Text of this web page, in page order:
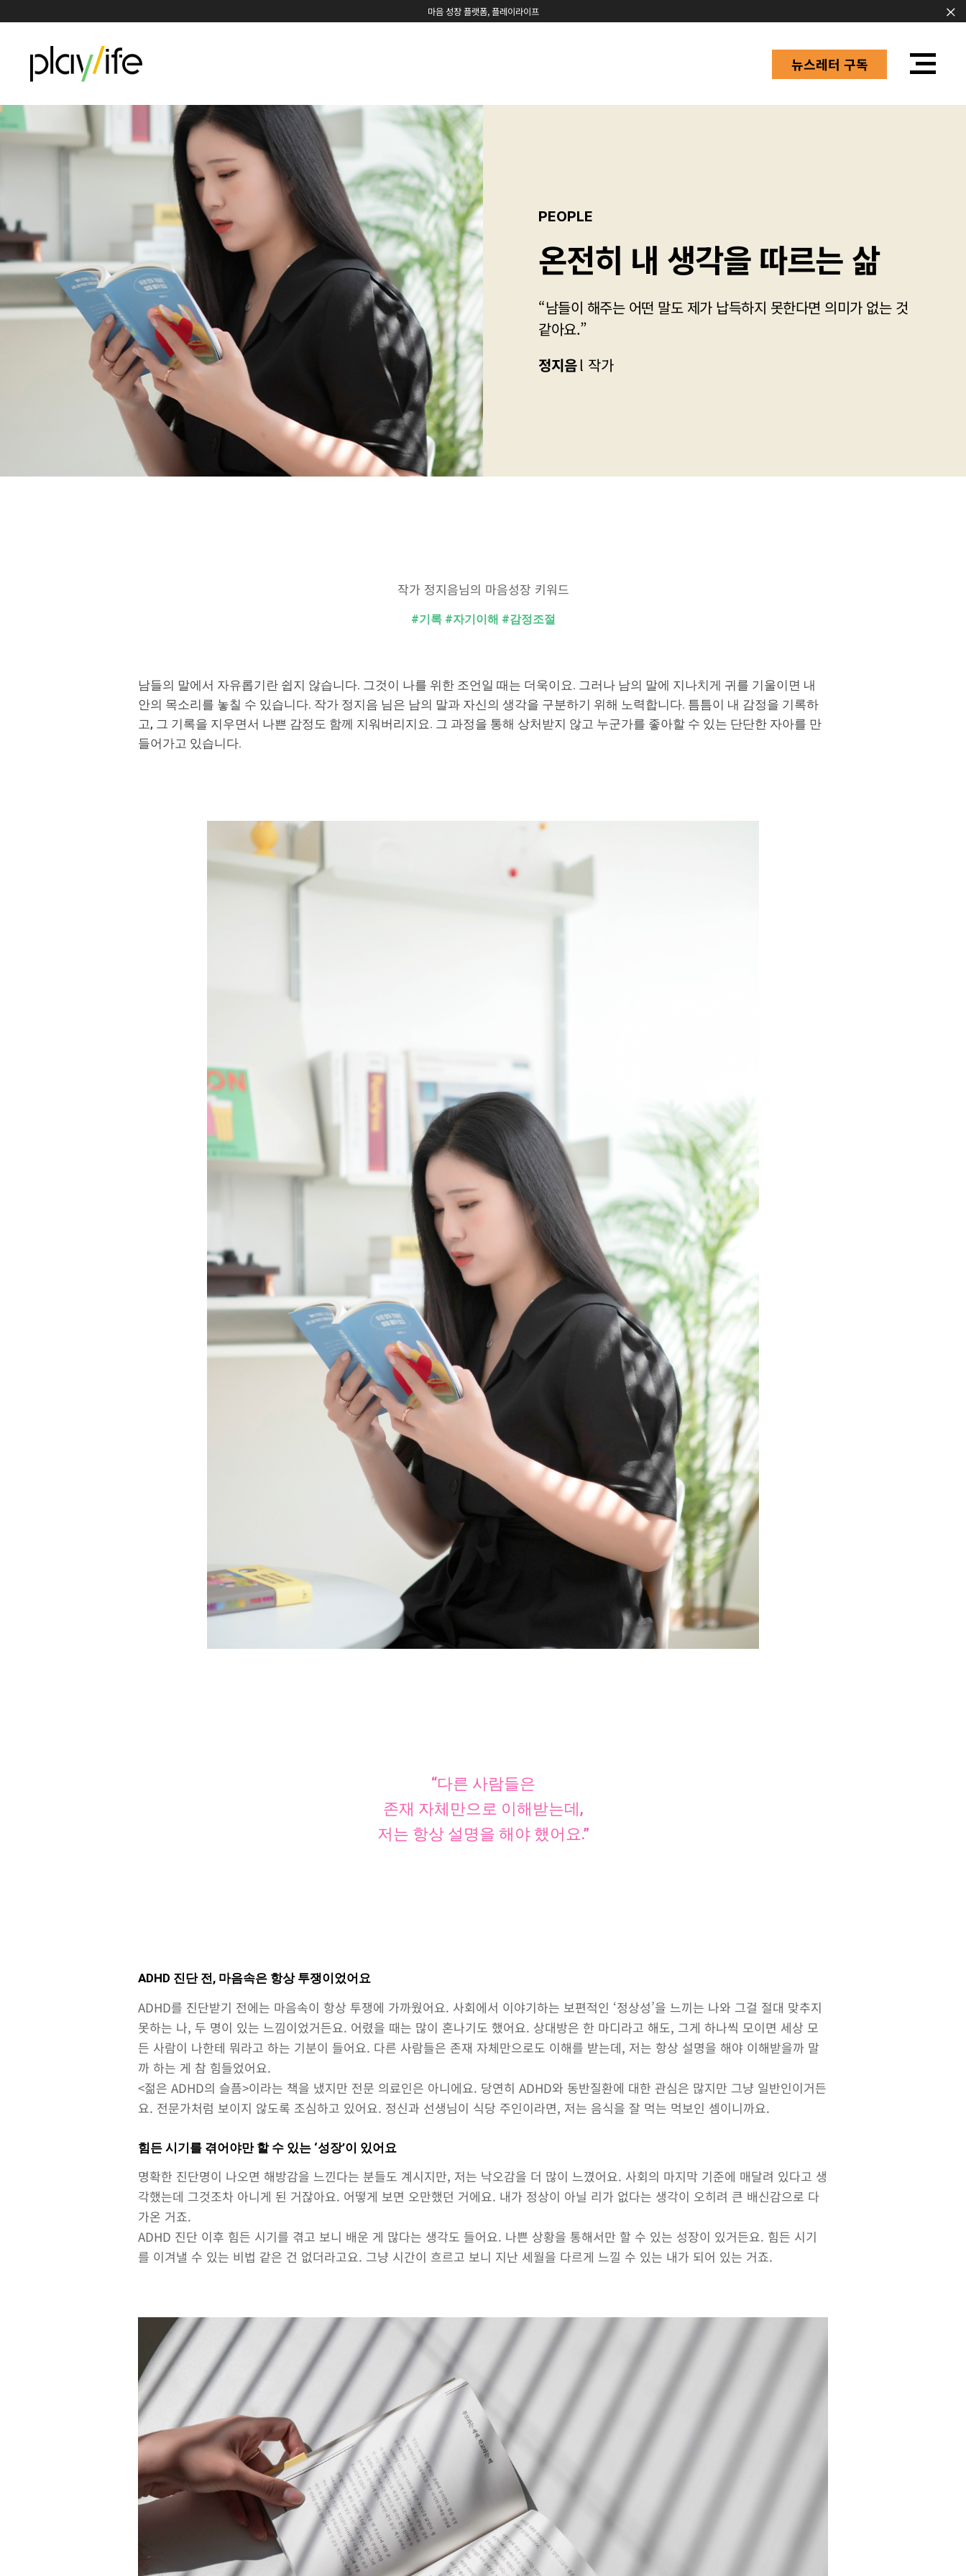
마음 성장 플랫폼, 플레이라이프
뉴스레터 구독
PEOPLE
온전히 내 생각을 따르는 삶
“남들이 해주는 어떤 말도 제가 납득하지 못한다면 의미가 없는 것
같아요.”
정지음 작가
작가 정지음님의 마음성장 키워드
#기록 #자기이해 #감정조절
남들의 말에서 자유롭기란 쉽지 않습니다. 그것이 나를 위한 조언일 때는 더욱이요. 그러나 남의 말에 지나치게 귀를 기울이면 내
안의 목소리를 놓칠 수 있습니다. 작가 정지음 님은 남의 말과 자신의 생각을 구분하기 위해 노력합니다. 틈틈이 내 감정을 기록하
고, 그 기록을 지우면서 나쁜 감정도 함께 지워버리지요. 그 과정을 통해 상처받지 않고 누군가를 좋아할 수 있는 단단한 자아를 만
들어가고 있습니다.
“다른 사람들은
존재 자체만으로 이해받는데,
저는 항상 설명을 해야 했어요.”
ADHD 진단 전, 마음속은 항상 투쟁이었어요
ADHD를 진단받기 전에는 마음속이 항상 투쟁에 가까웠어요. 사회에서 이야기하는 보편적인 ‘정상성’을 느끼는 나와 그걸 절대 맞추지
못하는 나, 두 명이 있는 느낌이었거든요. 어렸을 때는 많이 혼나기도 했어요. 상대방은 한 마디라고 해도, 그게 하나씩 모이면 세상 모
든 사람이 나한테 뭐라고 하는 기분이 들어요. 다른 사람들은 존재 자체만으로도 이해를 받는데, 저는 항상 설명을 해야 이해받을까 말
까 하는 게 참 힘들었어요.
<젊은 ADHD의 슬픔>이라는 책을 냈지만 전문 의료인은 아니에요. 당연히 ADHD와 동반질환에 대한 관심은 많지만 그냥 일반인이거든
요. 전문가처럼 보이지 않도록 조심하고 있어요. 정신과 선생님이 식당 주인이라면, 저는 음식을 잘 먹는 먹보인 셈이니까요.
힘든 시기를 겪어야만 할 수 있는 ‘성장’이 있어요
명확한 진단명이 나오면 해방감을 느낀다는 분들도 계시지만, 저는 낙오감을 더 많이 느꼈어요. 사회의 마지막 기준에 매달려 있다고 생
각했는데 그것조차 아니게 된 거잖아요. 어떻게 보면 오만했던 거에요. 내가 정상이 아닐 리가 없다는 생각이 오히려 큰 배신감으로 다
가온 거죠.
ADHD 진단 이후 힘든 시기를 겪고 보니 배운 게 많다는 생각도 들어요. 나쁜 상황을 통해서만 할 수 있는 성장이 있거든요. 힘든 시기
를 이겨낼 수 있는 비법 같은 건 없더라고요. 그냥 시간이 흐르고 보니 지난 세월을 다르게 느낄 수 있는 내가 되어 있는 거죠.